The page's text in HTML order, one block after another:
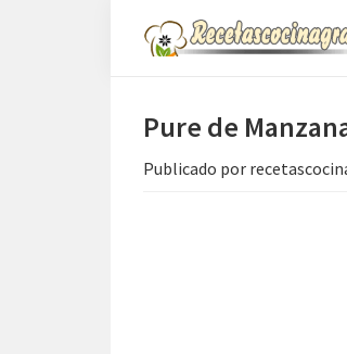
Gratis
Pure de
Publicado por